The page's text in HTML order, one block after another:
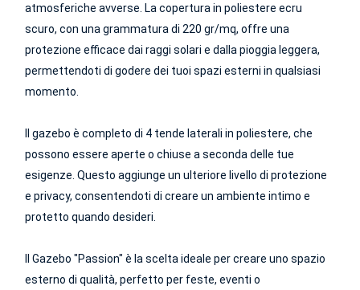
atmosferiche avverse. La copertura in poliestere ecru
scuro, con una grammatura di 220 gr/mq, offre una
protezione efficace dai raggi solari e dalla pioggia leggera,
permettendoti di godere dei tuoi spazi esterni in qualsiasi
momento.
Il gazebo è completo di 4 tende laterali in poliestere, che
possono essere aperte o chiuse a seconda delle tue
esigenze. Questo aggiunge un ulteriore livello di protezione
e privacy, consentendoti di creare un ambiente intimo e
protetto quando desideri.
Il Gazebo "Passion" è la scelta ideale per creare uno spazio
esterno di qualità, perfetto per feste, eventi o